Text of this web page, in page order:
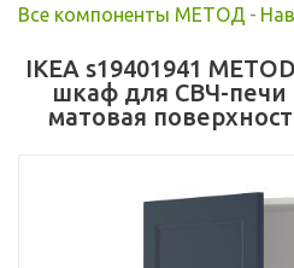
Все компоненты МЕТОД -
IKEA s19401941
шкаф для СВЧ-
матовая